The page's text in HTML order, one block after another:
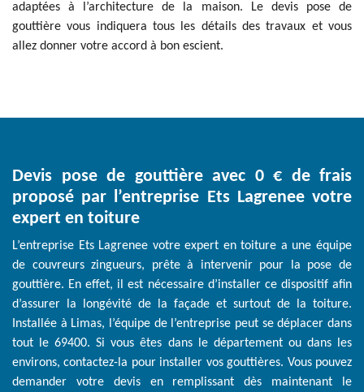
adaptées à l’architecture de la maison. Le devis pose de
gouttière vous indiquera tous les détails des travaux et vous
allez donner votre accord à bon escient.
Devis pose de gouttière avec 0 € de frais
proposé par l’entreprise Ets Lagrenee votre
expert en toiture
L’entreprise Ets Lagrenee votre expert en toiture a une équipe
de couvreurs zingueurs, prête à intervenir pour la pose de
gouttière. En effet, il est nécessaire d’installer ce dispositif afin
d’assurer la longévité de la façade et surtout de la toiture.
Installée à Limas, l’équipe de l’entreprise peut se déplacer dans
tout le 69400. Si vous êtes dans le département ou dans les
environs, contactez-la pour installer vos gouttières. Vous pouvez
demander votre devis en remplissant dès maintenant le